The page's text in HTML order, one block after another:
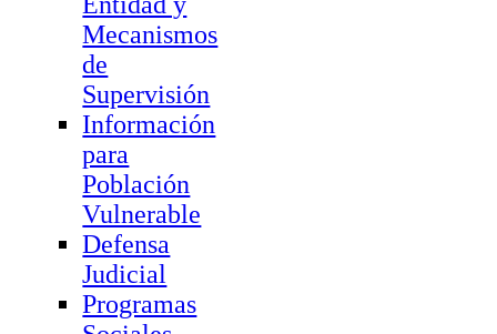
Mecanismos
de
Supervisión
Información
para
Población
Vulnerable
Defensa
Judicial
Programas